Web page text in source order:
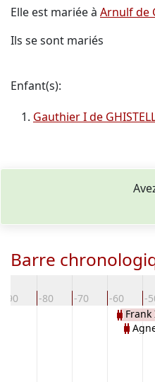
Elle est mariée à Arnulf de
Ils se sont mariés
Enfant(s):
Gauthier I de
Barre
-90 -80 -70 -60 -
Frank